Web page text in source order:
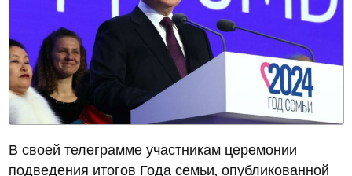
В своей телеграмме участникам церемонии
подведения итогов Года семьи, опубликованной